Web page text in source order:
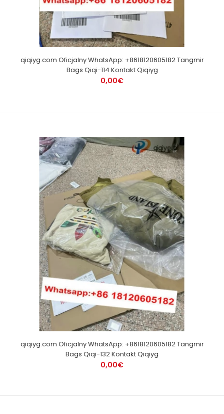
qiqiyg.com Oficjalny WhatsApp: +8618120605182 Tangmir
Bags Qiqi-114 Kontakt Qiqiyg
0,00€
qiqiyg.com Oficjalny WhatsApp: +8618120605182 Tangmir
Bags Qiqi-132 Kontakt Qiqiyg
0,00€